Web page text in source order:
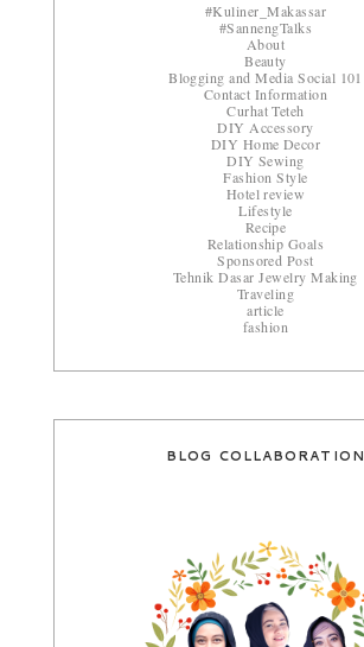
#Kuliner_Makassar
#SannengTalks
About
Beauty
Blogging and Media Social 101
Contact Information
Curhat Teteh
DIY Accessory
DIY Home Decor
DIY Sewing
Fashion Style
Hotel review
Lifestyle
Recipe
Relationship Goals
Sponsored Post
Tehnik Dasar Jewelry Making
Traveling
article
fashion
BLOG COLLABORATION